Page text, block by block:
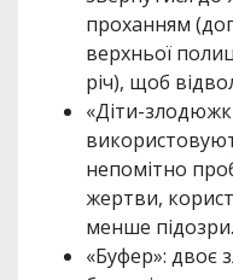
проханням
верхньої
річ), щоб
«Діти-
непомітно
жертви,
менше підозри.
«Буфер»: двоє